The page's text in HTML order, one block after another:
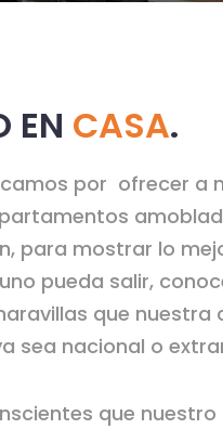
EN CASA.
por ofrecer a
para mostrar lo
pueda salir,
que nuestra
sea nacional o
que